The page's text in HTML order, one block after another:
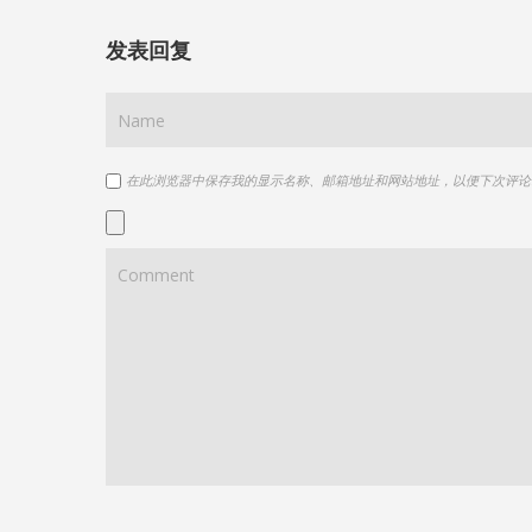
发表回复
在此浏览器中保存我的显示名称、邮箱地址和网站地址，以便下次评